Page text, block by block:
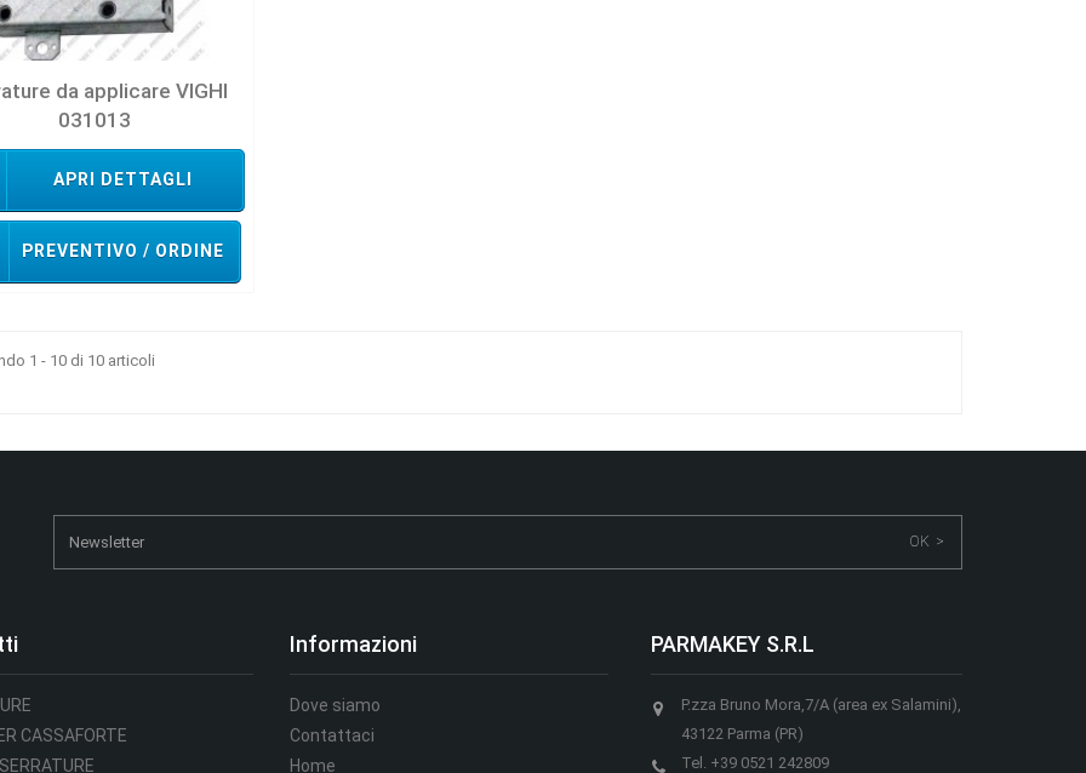
da applicare VIGHI
031013
APRI DETTAGLI
PREVENTIVO / ORDINE
1 - 10 di 10 articoli
OK >
CASSAFORTE
Informazioni
Dove siamo
Contattaci
Home
PARMAKEY S.R.L
P.zza Bruno Mora,7/A (area ex Salamini),
43122 Parma (PR)
Tel. +39 0521 242809